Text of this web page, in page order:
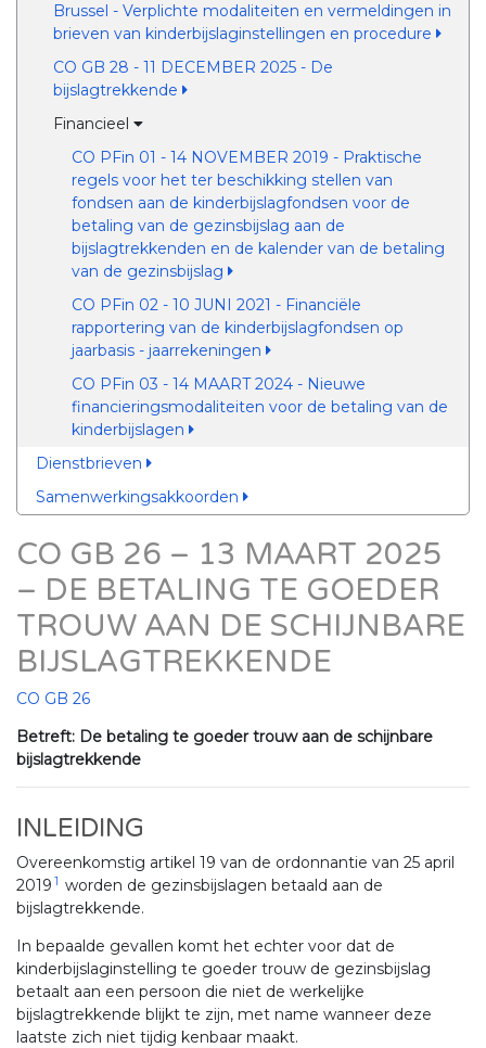
Brussel - Verplichte modaliteiten en vermeldingen in
brieven van kinderbijslaginstellingen en procedure
CO GB 28 - 11 DECEMBER 2025 - De
bijslagtrekkende
Financieel
CO PFin 01 - 14 NOVEMBER 2019 - Praktische
regels voor het ter beschikking stellen van
fondsen aan de kinderbijslagfondsen voor de
betaling van de gezinsbijslag aan de
bijslagtrekkenden en de kalender van de betaling
van de gezinsbijslag
CO PFin 02 - 10 JUNI 2021 - Financiële
rapportering van de kinderbijslagfondsen op
jaarbasis - jaarrekeningen
CO PFin 03 - 14 MAART 2024 - Nieuwe
financieringsmodaliteiten voor de betaling van de
kinderbijslagen
Dienstbrieven
Samenwerkingsakkoorden
CO GB 26 – 13 MAART 2025
– DE BETALING TE GOEDER
TROUW AAN DE SCHIJNBARE
BIJSLAGTREKKENDE
CO GB 26
Betreft: De betaling te goeder trouw aan de schijnbare
bijslagtrekkende
INLEIDING
Overeenkomstig artikel 19 van de ordonnantie van 25 april
2019 1 worden de gezinsbijslagen betaald aan de
bijslagtrekkende.
In bepaalde gevallen komt het echter voor dat de
kinderbijslaginstelling te goeder trouw de gezinsbijslag
betaalt aan een persoon die niet de werkelijke
bijslagtrekkende blijkt te zijn, met name wanneer deze
laatste zich niet tijdig kenbaar maakt.